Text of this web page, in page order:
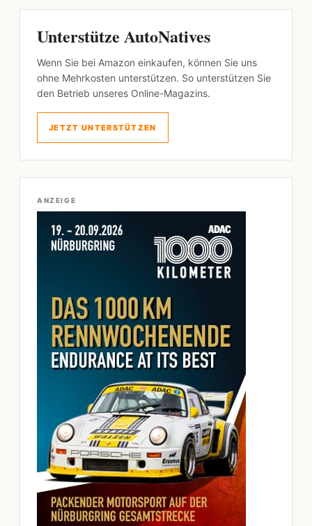
Unterstütze AutoNatives
Wenn Sie bei Amazon einkaufen, können Sie uns
ohne Mehrkosten unterstützen. So unterstützen Sie
den Betrieb unseres Online-Magazins.
JETZT UNTERSTÜTZEN
ANZEIGE